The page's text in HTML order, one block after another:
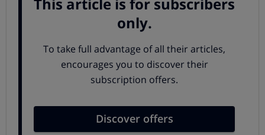
considerar aparte de los aspectos económicos,
comodidad
comodidad de uso. Llegar a casa del trabajo y ser
recibido por el calor de una estufa de pellet, en la que
programado encendido automático
va a ir calculando la
cantidad de pellet a quemar en
función de la temperatura solicitada,